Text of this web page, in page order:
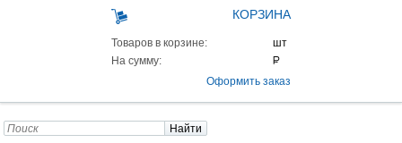
КОРЗИНА
Товаров в корзине:
На сумму:
Оформить заказ
Найти